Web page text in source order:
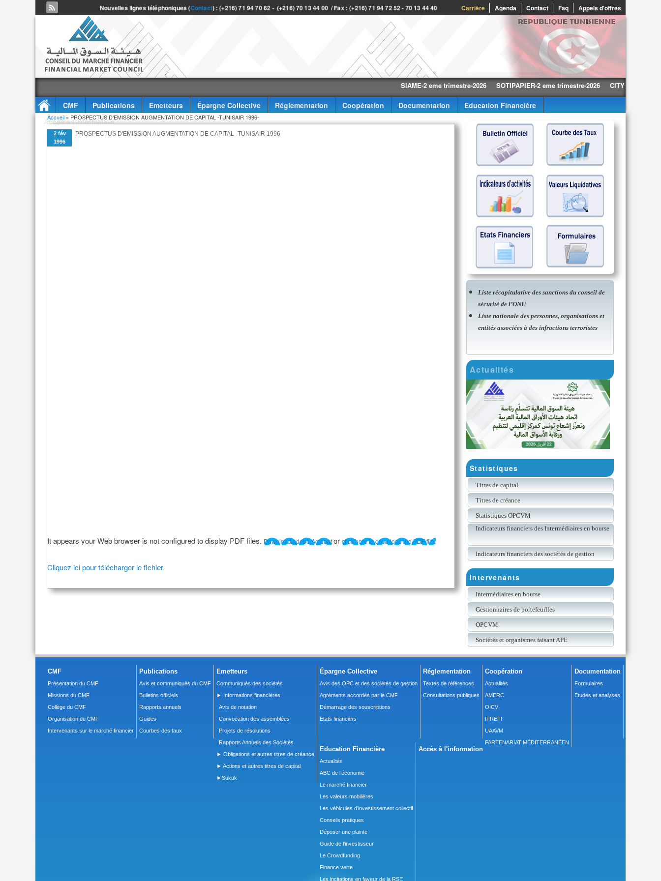
Carrière Agenda Contact Faq Appels d'offres
Nouvelles lignes téléphoniques (Contact) : (+216) 71 94 70 62 - (+216) 70 13 44 00 / Fax : (+216) 71 94 72 52 - 70 13 44 40
SIAME-2 eme trimestre-2026 SOTIPAPIER-2 eme trimestre-2026 CITY CARS-2 eme
CMF Publications Emetteurs Épargne Collective Réglementation Coopération Documentation
Education Financière
Accès à l'information
Vous êtes ici
Accueil » PROSPECTUS D'EMISSION AUGMENTATION DE CAPITAL -TUNISAIR 1996-
2 fév
1996
PROSPECTUS D'EMISSION AUGMENTATION DE CAPITAL -TUNISAIR 1996-
It appears your Web browser is not configured to display PDF files. Download adobe Acrobator click here to download the PDF file.
Cliquez ici pour télécharger le fichier.
Liste récapitulative des sanctions du conseil de
sécurité de l’ONU
Liste nationale des personnes, organisations et
entités associées à des infractions terroristes
Actualités
Statistiques
Titres de capital
Titres de créance
Statistiques OPCVM
Indicateurs financiers des Intermédiaires en bourse
Indicateurs financiers des sociétés de gestion
Intervenants
Intermédiaires en bourse
Gestionnaires de portefeuilles
OPCVM
Sociétés et organismes faisant APE
CMF
Présentation du CMF
Missions du CMF
Collège du CMF
Organisation du CMF
Intervenants sur le marché financier
Publications
Avis et communiqués du CMF
Bulletins officiels
Rapports annuels
Guides
Courbes des taux
Emetteurs
Communiqués des sociétés
► Informations financières
Avis de notation
Convocation des assemblées
Projets de résolutions
Rapports Annuels des Sociétés
► Obligations et autres titres de créance
► Actions et autres titres de capital
►Sukuk
Épargne Collective
Avis des OPC et des sociétés de gestion
Agréments accordés par le CMF
Démarrage des souscriptions
Etats financiers
Réglementation
Textes de références
Consultations publiques
Coopération
Actualités
AMERC
OICV
IFREFI
UAAVM
PARTENARIAT MÉDITERRANÉEN
Documentation
Formulaires
Etudes et analyses
Education Financière
Actualités
ABC de l’économie
Le marché financier
Les valeurs mobilières
Les véhicules d’investissement collectif
Conseils pratiques
Déposer une plainte
Guide de l’investisseur
Le Crowdfunding
Finance verte
Les incitations en faveur de la RSE
Accès à l'information